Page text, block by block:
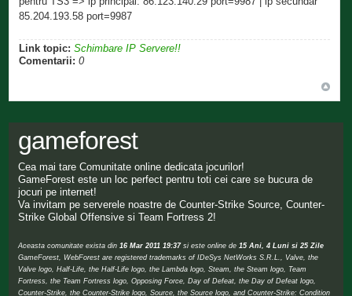
85.204.193.58 port=9987
Link topic: Schimbare IP Servere!!
Comentarii: 0
gameforest
Cea mai tare Comunitate online dedicata jocurilor!
GameForest este un loc perfect pentru toti cei care se bucura de
jocuri pe internet!
Va invitam pe serverele noastre de Counter-Strike Source, Counter-
Strike Global Offensive si Team Fortress 2!
Aceasta comunitate exista din16 Mar 2011 19:37si este online de15 Ani, 4 Luni si 25 Zile
GameForest, WebForest are registered trademarks of IDeSys NetWorks S.R.L., Valve, the
Valve logo, Half-Life, the Half-Life logo, the Lambda logo, Steam, the Steam logo, Team
Fortress, the Team Fortress logo, Opposing Force, Day of Defeat, the Day of Defeat logo,
Counter-Strike, the Counter-Strike logo, Source, the Source logo, and Counter-Strike: Condition